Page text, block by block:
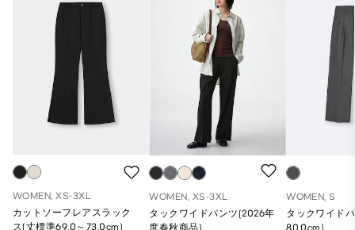
WOMEN, XS-3XL
カットソーフレアスラック
ス(丈標準69.0～73.0cm)
WOMEN, XS-3XL
タックワイドパンツ(2026年
度春秋商品)
WOMEN, S
タックワイド
80.0cm)